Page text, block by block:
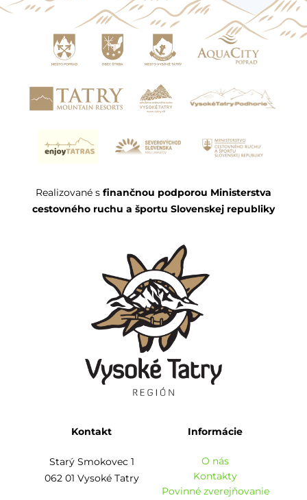
Realizované s finančnou podporou Ministerstva
cestovného ruchu a športu Slovenskej republiky
Kontakt
Starý Smokovec 1
062 01 Vysoké Tatry
Informácie
O nás
Kontakty
Povinné zverejňovanie